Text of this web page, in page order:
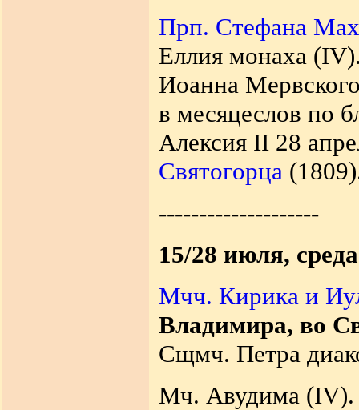
Прп. Стефана
Еллия монаха
Иоанна
в месяцеслов по
Алексия II 28
Святогорца
--------------------
15/28 июля, среда
Мчч. Кирика и
Владимира, во
Сщмч. Петра
Мч. Авудима (IV).